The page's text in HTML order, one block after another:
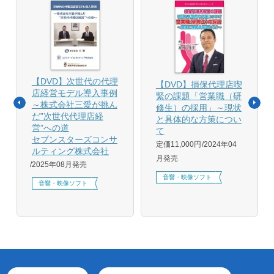
【DVD】次世代の代理
店経営モデル導入事例
～株式会社三愛が挑ん
だ”次世代代理店経
営”への道
セブンスターズコンサ
ルティング株式会社
2025年08月発売
音響・映像ソフト
【DVD】損保代理店喫
緊の課題「営業職（研
修生）の採用」～現状
と具体的な方策につい
て
定価11,000円 2024年04
月発売
音響・映像ソフト